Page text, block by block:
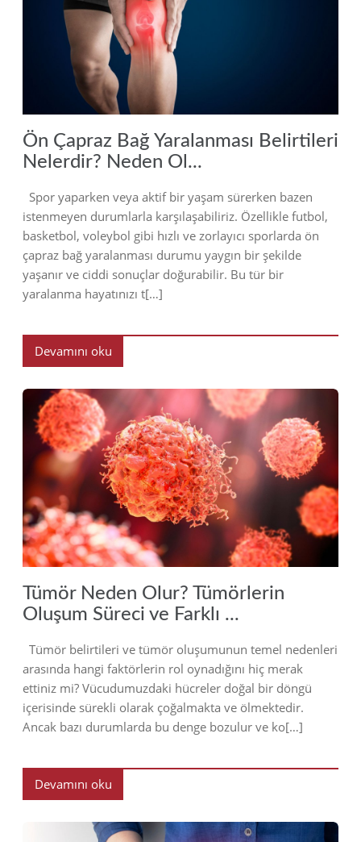
Ön Çapraz Bağ Yaralanması Belirtileri
Nelerdir? Neden Ol...
Spor yaparken veya aktif bir yaşam sürerken bazen
istenmeyen durumlarla karşılaşabiliriz. Özellikle futbol,
basketbol, voleybol gibi hızlı ve zorlayıcı sporlarda ön
çapraz bağ yaralanması durumu yaygın bir şekilde
yaşanır ve ciddi sonuçlar doğurabilir. Bu tür bir
yaralanma hayatınızı t[…]
Devamını oku
2023
Tümör Neden Olur? Tümörlerin
Oluşum Süreci ve Farklı ...
Tümör belirtileri ve tümör oluşumunun temel nedenleri
arasında hangi faktörlerin rol oynadığını hiç merak
ettiniz mi? Vücudumuzdaki hücreler doğal bir döngü
içerisinde sürekli olarak çoğalmakta ve ölmektedir.
Ancak bazı durumlarda bu denge bozulur ve ko[…]
Devamını oku